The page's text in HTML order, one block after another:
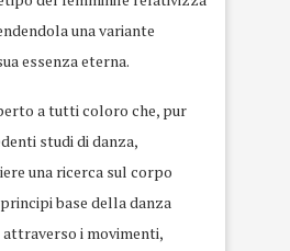
una variante
essenza eterna.
a tutti coloro che, pur
studi di danza,
una ricerca sul corpo
base della danza
i movimenti,